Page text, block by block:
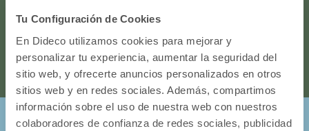
Tu Configuración de Cookies
En Dideco utilizamos cookies para mejorar y
personalizar tu experiencia, aumentar la seguridad del
sitio web, y ofrecerte anuncios personalizados en otros
sitios web y en redes sociales. Además, compartimos
información sobre el uso de nuestra web con nuestros
colaboradores de confianza de redes sociales, publicidad
Horario de atención telefónica: de Lunes a Viernes, de
9:00h a 17:00h.